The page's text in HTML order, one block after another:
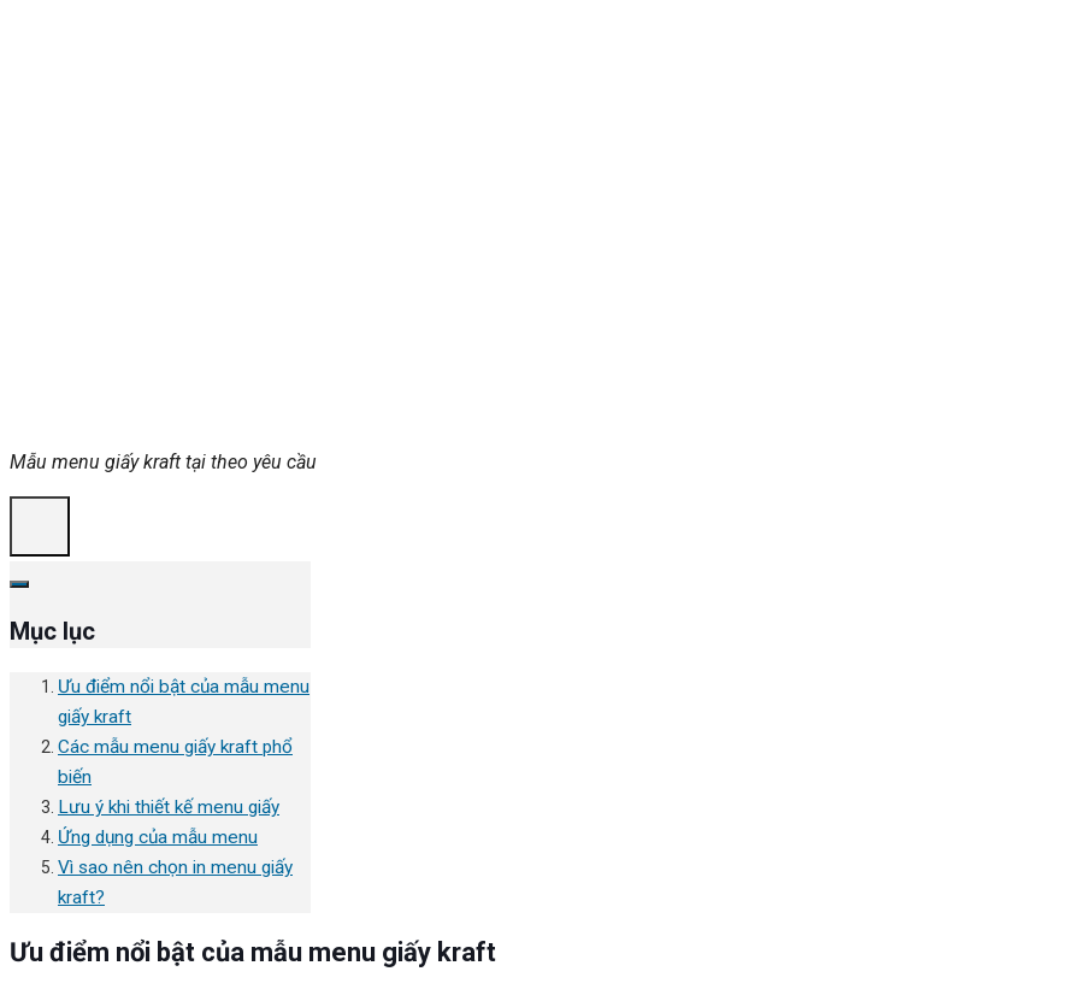
Mẫu menu giấy kraft tại theo yêu cầu
Mục lục
Ưu điểm nổi bật của mẫu menu
giấy kraft
Các mẫu menu giấy kraft phổ
biến
Lưu ý khi thiết kế menu giấy
Ứng dụng của mẫu menu
Vì sao nên chọn in menu giấy
kraft?
Ưu điểm nổi bật của mẫu menu giấy kraft